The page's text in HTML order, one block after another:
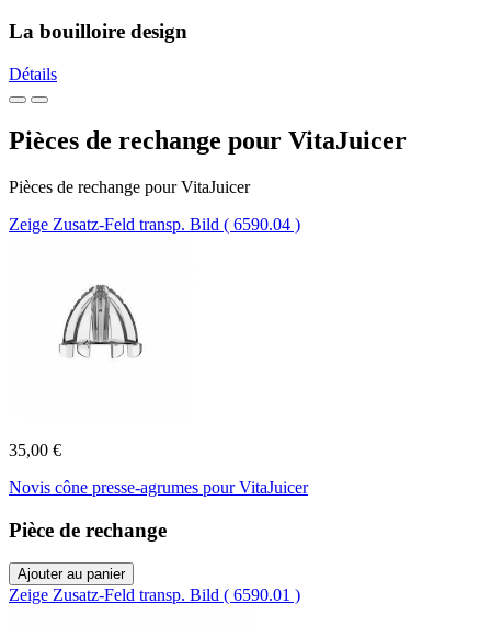
La bouilloire design
Détails
Pièces de rechange pour VitaJuicer
Pièces de rechange pour VitaJuicer
Zeige Zusatz-Feld transp. Bild ( 6590.04 )
35,00 €
Novis cône presse-agrumes pour VitaJuicer
Pièce de rechange
Ajouter au panier
Zeige Zusatz-Feld transp. Bild ( 6590.01 )